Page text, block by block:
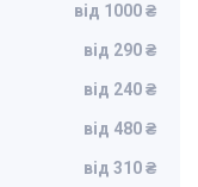
від 1000 ₴
від 290 ₴
від 240 ₴
від 480 ₴
від 310 ₴